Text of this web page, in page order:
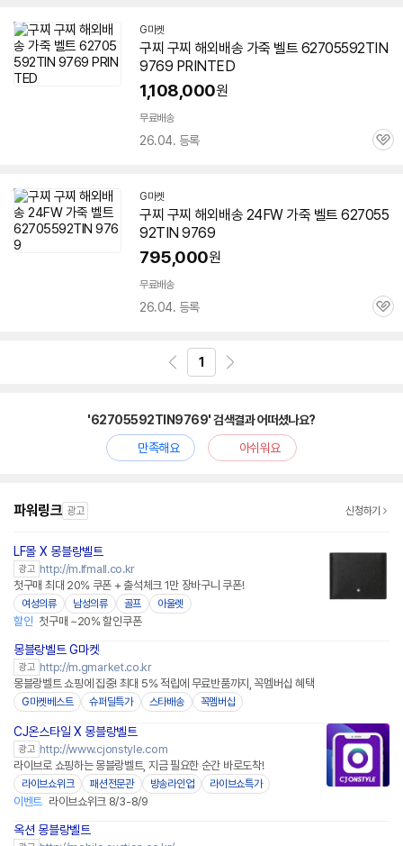
G마켓
구찌 구찌 해외배송 가죽 벨트 62705592TIN
9769 PRINTED
1,108,000원
무료배송
26.04. 등록
관
G마켓
구찌 구찌 해외배송 24FW 가죽 벨트 627055
92TIN 9769
795,000원
무료배송
26.04. 등록
관
1
'62705592TIN9769' 검색결과 어떠셨나요?
만족해요
아쉬워요
파워링크 광고 신청하기
LF몰 X 몽블랑벨트
광고 http://m.lfmall.co.kr
첫구매 최대 20% 쿠폰 + 출석체크 1만 장바구니 쿠폰!
여성의류 남성의류 골프 아울렛
할인 첫구매 ~20% 할인쿠폰
몽블랑벨트 G마켓
광고 http://m.gmarket.co.kr
몽블랑벨트 쇼핑에 집중! 최대 5% 적립에 무료반품까지, 꼭멤버십 혜택
G마켓베스트 슈퍼딜특가 스타배송 꼭멤버십
CJ온스타일 X 몽블랑벨트
광고 http://www.cjonstyle.com
라이브로 쇼핑하는 몽블랑벨트, 지금 필요한 순간 바로도착!
라이브쇼위크 패션전문관 방송라인업 라이브쇼특가
이벤트 라이브쇼위크 8/3-8/9
옥션 몽블랑벨트